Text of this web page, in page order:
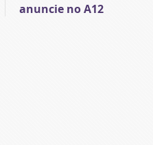
anuncie no A12